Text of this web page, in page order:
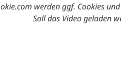
werden ggf. Cookies
Soll das Video geladen